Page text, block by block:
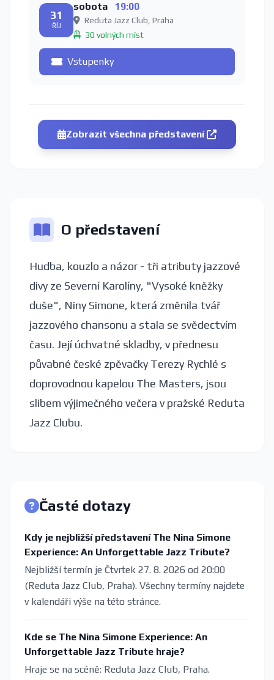
31
ŘÍJ
sobota 19:00
Reduta Jazz Club, Praha
30 volných míst
Vstupenky
Zobrazit všechna představení
O představení
Hudba, kouzlo a názor - tři atributy jazzové
divy ze Severní Karolíny, "Vysoké kněžky
duše", Niny Simone, která změnila tvář
jazzového chansonu a stala se svědectvím
času. Její úchvatné skladby, v přednesu
půvabné české zpěvačky Terezy Rychlé s
doprovodnou kapelou The Masters, jsou
slibem výjimečného večera v pražské Reduta
Jazz Clubu.
Časté dotazy
Kdy je nejbližší představení The Nina Simone
Experience: An Unforgettable Jazz Tribute?
Nejbližší termín je Čtvrtek 27. 8. 2026 od 20:00
(Reduta Jazz Club, Praha). Všechny termíny najdete
v kalendáři výše na této stránce.
Kde se The Nina Simone Experience: An
Unforgettable Jazz Tribute hraje?
Hraje se na scéně: Reduta Jazz Club, Praha.